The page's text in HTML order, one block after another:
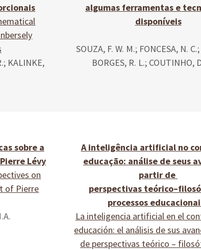
KALINKE,
algumas ferramentas e
disponíveis
SOUZA, F. W. M.; FONCESA, N.
BORGES, R. L.; COUTINHO,
sobre a
Lévy
on
of Pierre
A inteligência artificial no
educação: análise de seus
partir de
perspectivas
processos
La inteligencia artificial en el
educación: el análisis de sus
de perspectivas teórico –